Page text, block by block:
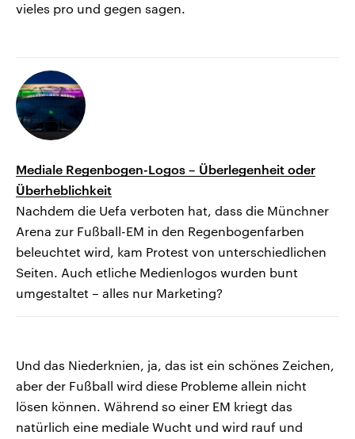
vieles pro und gegen sagen.
Mediale Regenbogen-Logos – Überlegenheit oder
Überheblichkeit
Nachdem die Uefa verboten hat, dass die Münchner
Arena zur Fußball-EM in den Regenbogenfarben
beleuchtet wird, kam Protest von unterschiedlichen
Seiten. Auch etliche Medienlogos wurden bunt
umgestaltet – alles nur Marketing?
Und das Niederknien, ja, das ist ein schönes Zeichen,
aber der Fußball wird diese Probleme allein nicht
lösen können. Während so einer EM kriegt das
natürlich eine mediale Wucht und wird rauf und